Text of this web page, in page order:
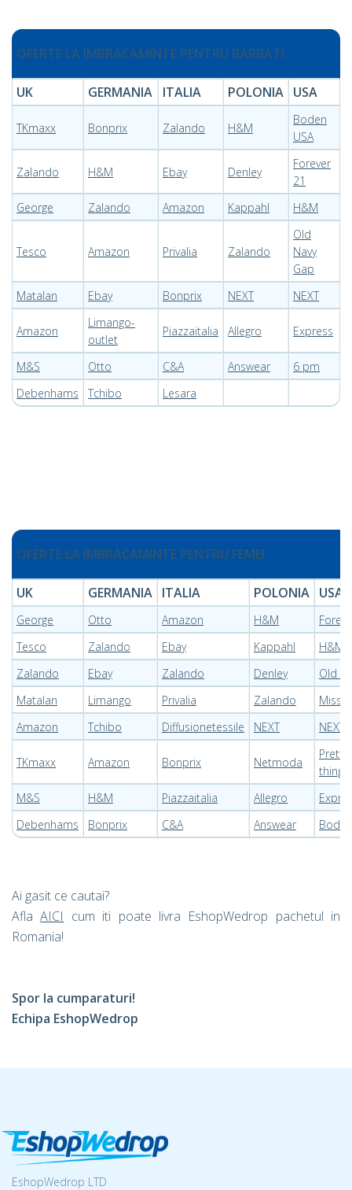
OFERTE LA IMBRACAMINTE PENTRU BARBATI
UK GERMANIA ITALIA POLONIA USA
TKmaxx Bonprix Zalando H&M
Boden
USA
Zalando H&M Ebay Denley
Forever
21
George
Zalando Amazon Kappahl H&M
Tesco Amazon Privalia Zalando
Old
Navy
Gap
Matalan
Ebay Bonprix NEXT NEXT
Amazon
Limango-
outlet
Piazzaitalia Allegro Express
M&S Otto C&A Answear
6 pm
Debenhams
Tchibo Lesara
OFERTE LA IMBRACAMINTE PENTRU FEMEI
UK GERMANIA ITALIA POLONIA USA
George Otto Amazon H&M
Tesco
Zalando Ebay Kappahl
H&M
Zalando
Ebay Zalando Denley
Old
Matalan
Limango Privalia Zalando
Amazon
Tchibo Diffusionetessile NEXT NEXT
TKmaxx Amazon Bonprix Netmoda
thing
M&S
H&M Piazzaitalia Allegro
Debenhams
Bonprix C&A Answear
Ai gasit ce cautai?
AflaAICI cum iti poate livra EshopWedrop pachetul in
Romania!
Spor la cumparaturi!
Echipa EshopWedrop
EshopWedrop LTD